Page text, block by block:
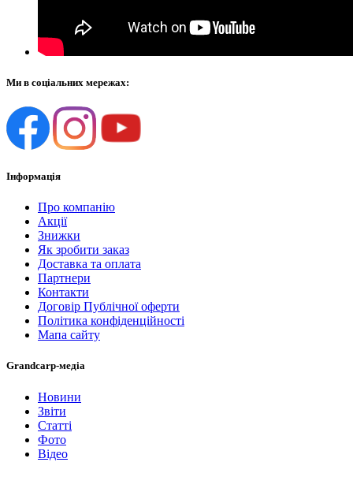
Ми в соціальних мережах:
Інформація
Про компанію
Акції
Знижки
Як зробити заказ
Доставка та оплата
Партнери
Контакти
Договір Публічної оферти
Політика конфіденційності
Мапа сайту
Grandcarp-медіа
Новини
Звіти
Статті
Фото
Відео